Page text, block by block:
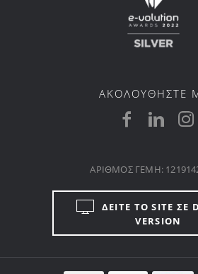
ΑΚΟΛΟΥΘΗΣΤΕ
ΔΕΙΤΕ ΤΟ SITE ΣΕ
VERSION
ΑΡΙΘΜΟΣ ΓΕΜΗ: